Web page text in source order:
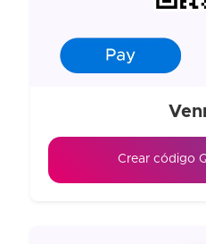
Crear código